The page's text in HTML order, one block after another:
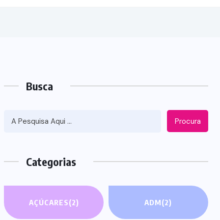
Busca
Procura
Categorias
AÇÚCARES(2) ADM(2)